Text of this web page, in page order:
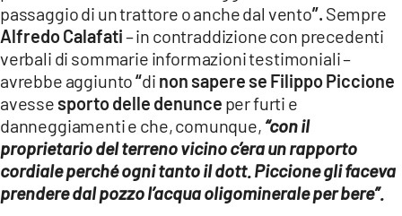
passaggio di un trattore o anche dal vento”. Sempre
Alfredo Calafati– in contraddizione con precedenti
verbali di sommarie informazioni testimoniali –
avrebbe aggiunto“di non sapere se Filippo Piccione
avesse sporto delle denunce per furti e
danneggiamenti e che, comunque, “con il
proprietario del terreno vicino c’era un rapporto
cordiale perché ogni tanto il dott. Piccione gli faceva
prendere dal pozzo l’acqua oligominerale per bere”.